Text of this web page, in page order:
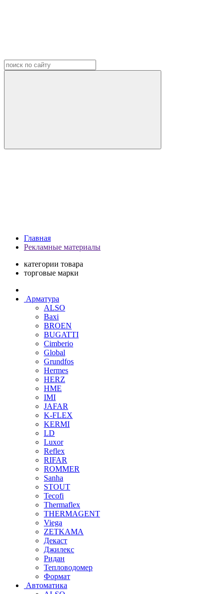
Главная
Рекламные материалы
категории товара
торговые марки
Арматура
ALSO
Baxi
BROEN
BUGATTI
Cimberio
Global
Grundfos
Hermes
HERZ
HME
IMI
JAFAR
K-FLEX
KERMI
LD
Luxor
Reflex
RIFAR
ROMMER
Sanha
STOUT
Tecofi
Thermaflex
THERMAGENT
Viega
ZETKAMA
Декаст
Джилекс
Ридан
Тепловодомер
Формат
Автоматика